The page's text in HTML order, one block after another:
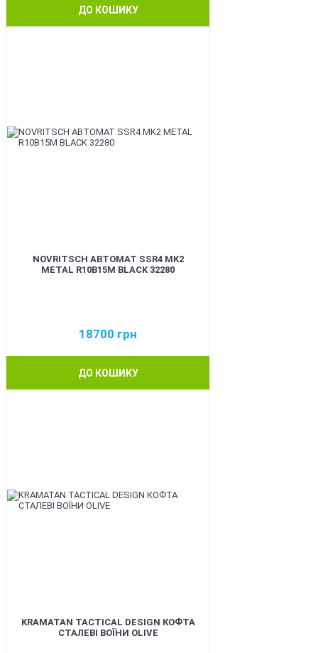
ДО КОШИКУ
NOVRITSCH АВТОМАТ SSR4 MK2
METAL R10B15M BLACK 32280
18700 грн
ДО КОШИКУ
KRAMATAN TACTICAL DESIGN КОФТА
СТАЛЕВІ ВОЇНИ OLIVE